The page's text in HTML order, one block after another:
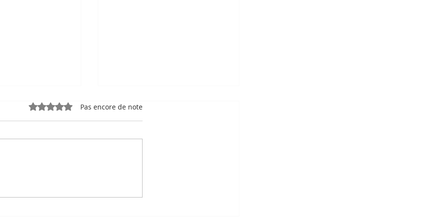
a survécu en dessinant le
Noté 0 étoile sur 5.Pas encore de note